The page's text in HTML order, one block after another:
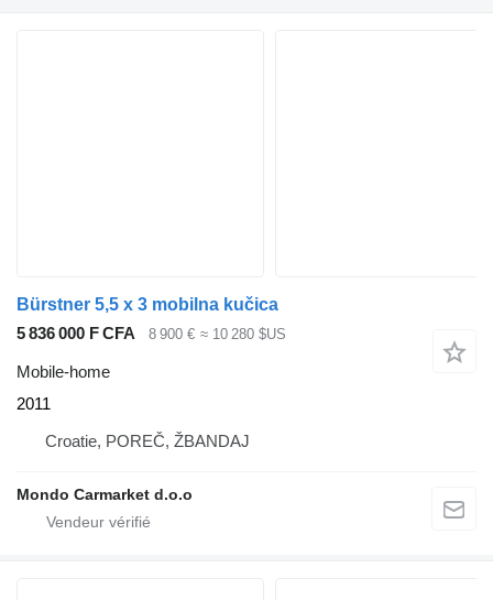
Bürstner 5,5 x 3 mobilna kučica
5 836 000 F CFA
8 900 € ≈ 10 280 $US
Mobile-home
2011
Croatie, POREČ, ŽBANDAJ
Mondo Carmarket d.o.o